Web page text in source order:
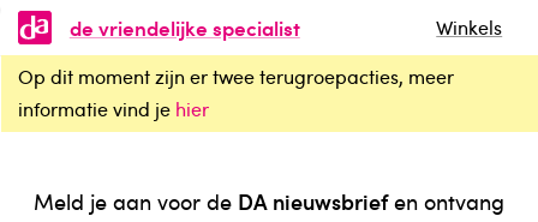
de vriendelijke specialist
Winkels
Op dit moment zijn er twee terugroepacties, meer
informatie vind je hier
Meld je aan voor de DA nieuwsbriefen ontvang